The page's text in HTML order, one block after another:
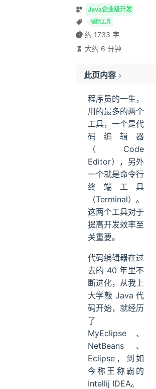
Java企业级开发
辅助工具
约 1733 字
大约 6 分钟
此页内容
二、使用 Warp
三、配置 Warp
四、总结
程序员的一生，
用的最多的两个
工具，一个是代
码编辑器
（Code
Editor），另外
一个就是命令行
终端工具
（Terminal）。
这两个工具对于
提高开发效率至
关重要。
代码编辑器在过
去的 40 年里不
断进化，从我上
大学敲 Java 代
码开始，就经历
了
MyEclipse、
NetBeans、
Eclipse，到如
今称王称霸的
Intellij IDEA。